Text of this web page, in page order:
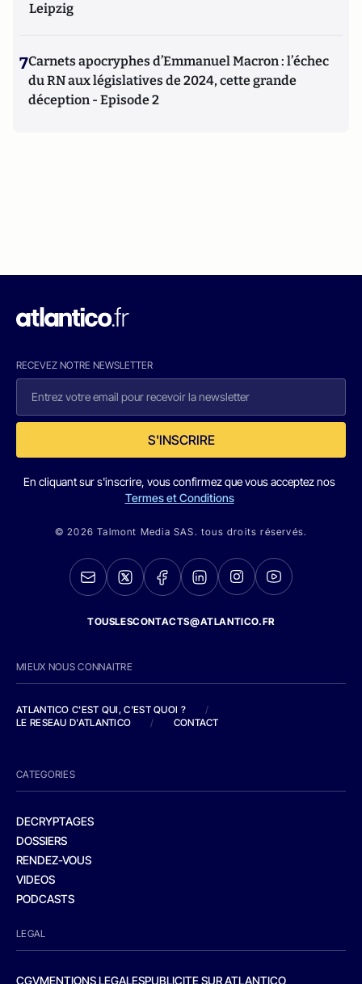
Leipzig
7Carnets apocryphes d’Emmanuel Macron : l’échec
du RN aux législatives de 2024, cette grande
déception - Episode 2
RECEVEZ NOTRE NEWSLETTER
S'INSCRIRE
En cliquant sur s'inscrire, vous confirmez que vous acceptez nos
Termes et Conditions
© 2026 Talmont Media SAS. tous droits réservés.
TOUSLESCONTACTS@ATLANTICO.FR
MIEUX NOUS CONNAITRE
ATLANTICO C'EST QUI, C'EST QUOI ?
/
LE RESEAU D'ATLANTICO
/ CONTACT
CATEGORIES
DECRYPTAGES
DOSSIERS
RENDEZ-VOUS
VIDEOS
PODCASTS
LEGAL
CGVMENTIONS LEGALESPUBLICITE SUR ATLANTICO